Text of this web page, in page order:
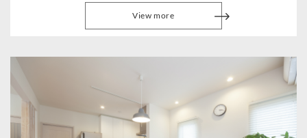
View more